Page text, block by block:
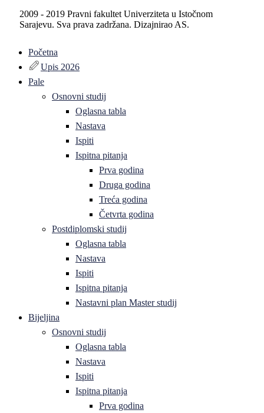
2009 - 2019 Pravni fakultet Univerziteta u Istočnom
Sarajevu. Sva prava zadržana. Dizajnirao AS.
Početna
Upis 2026
Pale
Osnovni studij
Oglasna tabla
Nastava
Ispiti
Ispitna pitanja
Prva godina
Druga godina
Treća godina
Četvrta godina
Postdiplomski studij
Oglasna tabla
Nastava
Ispiti
Ispitna pitanja
Nastavni plan Master studij
Bijeljina
Osnovni studij
Oglasna tabla
Nastava
Ispiti
Ispitna pitanja
Prva godina